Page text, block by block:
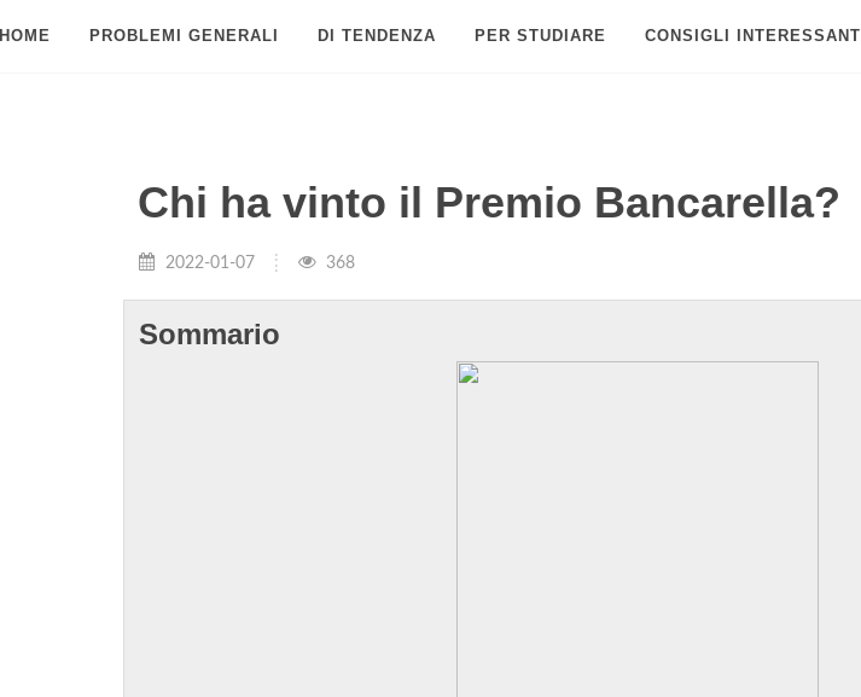
PROBLEMI GENERALI DI TENDENZA PER STUDIARE CONSIGLI INTERESSANTI
Chi ha vinto il Premio Bancarella?
2022-01-07 368
Sommario